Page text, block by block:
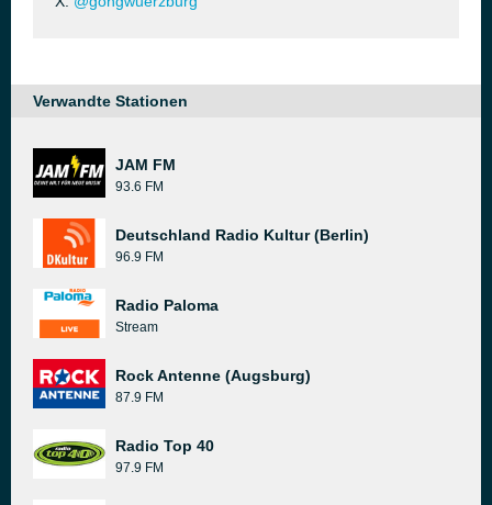
Verwandte Stationen
JAM FM
93.6 FM
Deutschland Radio Kultur (Berlin)
96.9 FM
Radio Paloma
Stream
Rock Antenne (Augsburg)
87.9 FM
Radio Top 40
97.9 FM